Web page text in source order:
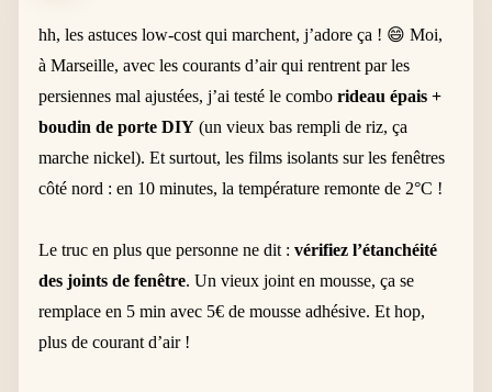
hh, les astuces low-cost qui marchent, j’adore ça ! 😄 Moi,
à Marseille, avec les courants d’air qui rentrent par les
persiennes mal ajustées, j’ai testé le comborideau épais +
boudin de porte DIY (un vieux bas rempli de riz, ça
marche nickel). Et surtout, les films isolants sur les fenêtres
côté nord : en 10 minutes, la température remonte de 2°C !
Le truc en plus que personne ne dit :vérifiez l’étanchéité
des joints de fenêtre. Un vieux joint en mousse, ça se
remplace en 5 min avec 5€ de mousse adhésive. Et hop,
plus de courant d’air !